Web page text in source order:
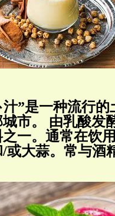
汁”是一种流行
市。
由乳酸发
一。 通常在饮
大蒜。 常与酒